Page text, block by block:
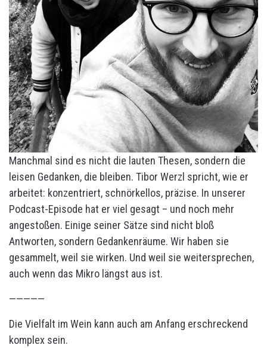
Manchmal sind es nicht die lauten Thesen, sondern die
leisen Gedanken, die bleiben. Tibor Werzl spricht, wie er
arbeitet: konzentriert, schnörkellos, präzise. In unserer
Podcast-Episode hat er viel gesagt – und noch mehr
angestoßen. Einige seiner Sätze sind nicht bloß
Antworten, sondern Gedankenräume. Wir haben sie
gesammelt, weil sie wirken. Und weil sie weitersprechen,
auch wenn das Mikro längst aus ist.
—————
Die Vielfalt im Wein kann auch am Anfang erschreckend
komplex sein.